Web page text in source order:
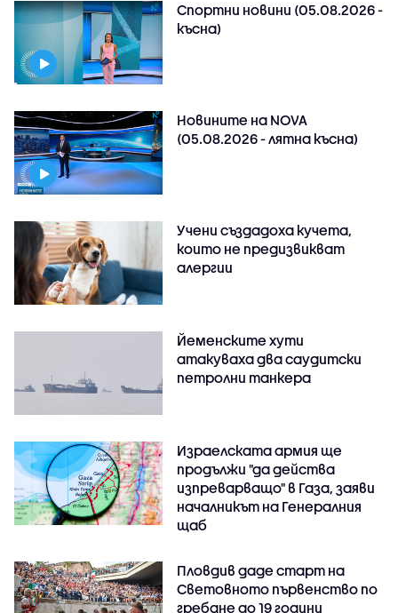
Спортни новини (05.08.2026 -
късна)
Новините на NOVA
(05.08.2026 - лятна късна)
Учени създадоха кучета,
които не предизвикват
алергии
Йеменските хути
атакуваха два саудитски
петролни танкера
Израелската армия ще
продължи "да действа
изпреварващо" в Газа, заяви
началникът на Генералния
щаб
Пловдив даде старт на
Световното първенство по
гребане до 19 години